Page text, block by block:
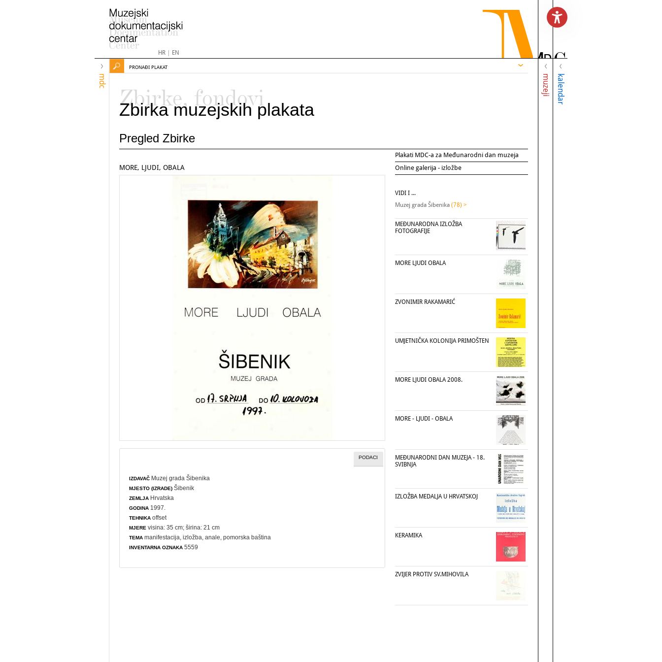
HR| EN
mdc muzeji kalendar
PRONAĐI PLAKAT
Zbirke, fondovi
Zbirka muzejskih plakata
Pregled Zbirke
Plakati MDC-a za Međunarodni dan muzeja
Online galerija - izložbe
MORE, LJUDI, OBALA
PODACI
IZDAVAČ Muzej grada Šibenika
MJESTO (IZRADE) Šibenik
ZEMLJA Hrvatska
GODINA 1997.
TEHNIKA offset
MJERE visina: 35 cm; širina: 21 cm
TEMA manifestacija ,izložba ,anale ,pomorska baština
INVENTARNA OZNAKA 5559
VIDI I ...
Muzej grada Šibenika (78) >
MEĐUNARODNA IZLOŽBA
FOTOGRAFIJE
MORE LJUDI OBALA
ZVONIMIR RAKAMARIĆ
UMJETNIČKA KOLONIJA PRIMOŠTEN
MORE LJUDI OBALA 2008.
MORE - LJUDI - OBALA
MEĐUNARODNI DAN MUZEJA - 18.
SVIBNJA
IZLOŽBA MEDALJA U HRVATSKOJ
KERAMIKA
ZVIJER PROTIV SV.MIHOVILA